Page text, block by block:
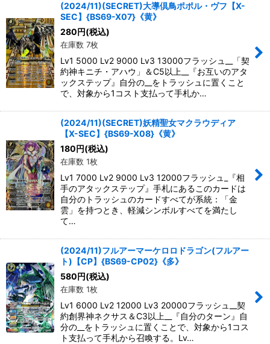
(2024/11)(SECRET)大導倶鳥ポポル・ヴフ【X-
SEC】{BS69-X07}《黄》
280 円(税込)
在庫数 7枚
Lv1 5000 Lv2 9000 Lv3 13000フラッシュ__「契
約神キニチ・アハウ」＆C5以上__『お互いのアタ
ックステップ』自分の__をトラッシュに置くこと
で、対象から1コスト支払って手札か…
(2024/11)(SECRET)妖精聖女マクラウディア
【X-SEC】{BS69-X08}《黄》
180 円(税込)
在庫数 1枚
Lv1 7000 Lv2 9000 Lv3 12000フラッシュ_『相
手のアタックステップ』手札にあるこのカードは
自分のトラッシュのカードすべてが系統：「金
雲」を持つとき、軽減シンボルすべてを満たし
て…
(2024/11)フルアーマーケロロドラゴン(フルアー
ト)【CP】{BS69-CP02}《多》
580 円(税込)
在庫数 1枚
Lv1 6000 Lv2 12000 Lv3 20000フラッシュ__契
約創界神ネクサス＆C3以上__『自分のターン』自
分の__をトラッシュに置くことで、対象から1コス
ト支払って手札から召喚する。Lv…